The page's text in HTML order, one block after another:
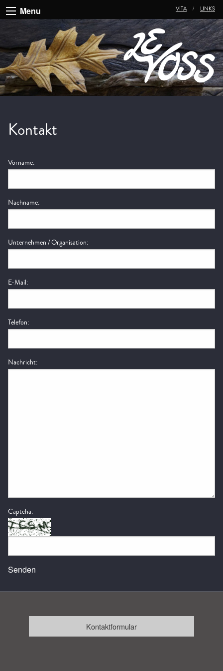
Menu VITA LINKS
Kontakt
Vorname:
Nachname:
Unternehmen / Organisation:
E-Mail:
Telefon:
Nachricht:
Captcha:
Senden
Kontaktformular